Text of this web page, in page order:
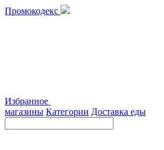
Промокодекс
Избранное
магазины Категории Доставка еды